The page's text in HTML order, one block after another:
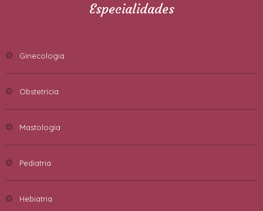
Especialidades
Ginecologia
Obstetrícia
Mastologia
Pediatria
Hebiatria